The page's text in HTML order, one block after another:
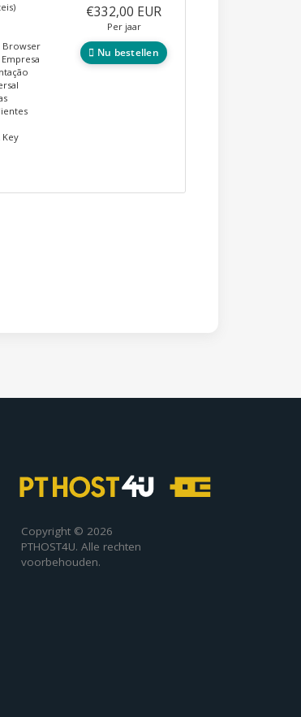
Browser
Key
€332,00 EUR
Per jaar
Nu bestellen
Copyright © 2026
PTHOST4U. Alle rechten
voorbehouden.